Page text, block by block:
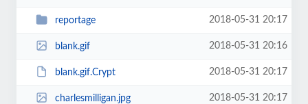
reportage 2018-05-31 20:17
blank.gif 2018-05-31 20:16
blank.gif.Crypt 2018-05-31 20:17
charlesmilligan.jpg 2018-05-31 20:17